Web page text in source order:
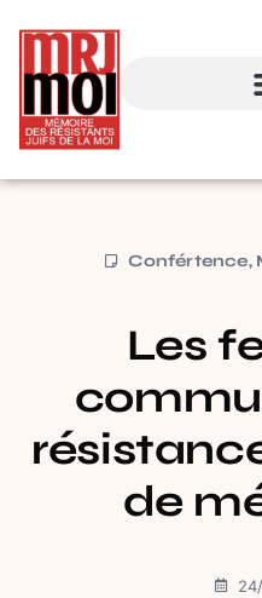
Confértence,
Les
de